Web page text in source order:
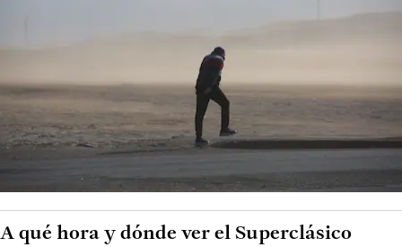
A qué hora y dónde ver el Superclásico